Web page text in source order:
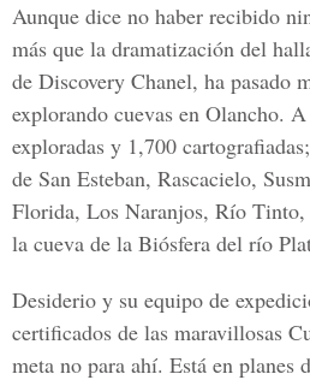
Aunque dice no haber recibido
más que la dramatización del
de Discovery Chanel, ha pasado
explorando cuevas en Olancho.
exploradas y 1,700
de San Esteban, Rascacielo,
Florida, Los Naranjos, Río Tinto,
la cueva de la Biósfera del río
Desiderio y su equipo de
certificados de las maravillosas
meta no para ahí. Está en planes